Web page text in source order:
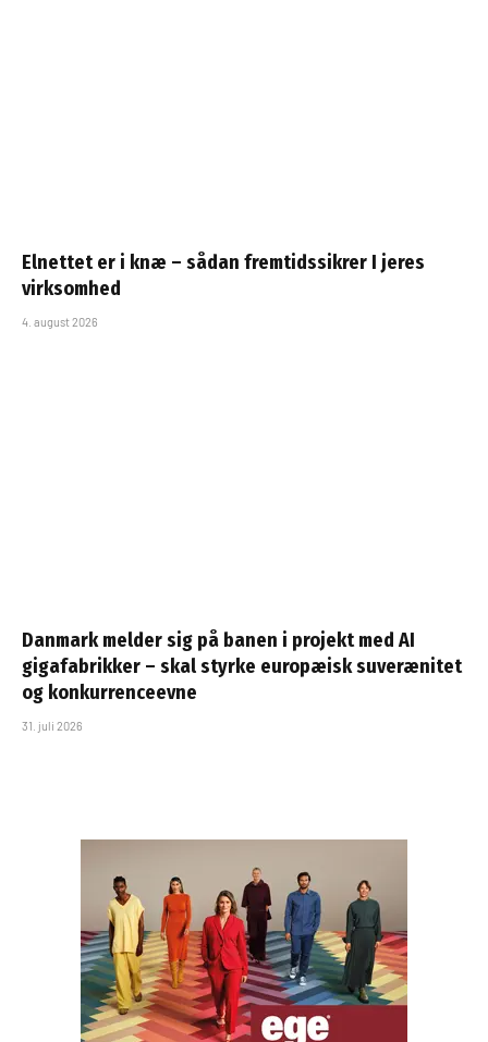
Elnettet er i knæ – sådan fremtidssikrer I jeres
virksomhed
4. august 2026
Danmark melder sig på banen i projekt med AI
gigafabrikker – skal styrke europæisk suverænitet
og konkurrenceevne
31. juli 2026